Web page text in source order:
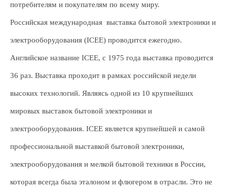
потребителям и покупателям по всему миру.
Российская международная выставка бытовой электроники и
электрооборудования (ICEE) проводится ежегодно.
Английское название ICEE, с 1975 года выставка проводится
36 раз. Выставка проходит в рамках российской недели
высоких технологий. Являясь одной из 10 крупнейших
мировых выставок бытовой электроники и
электрооборудования. ICEE является крупнейшей и самой
профессиональной выставкой бытовой электроники,
электрооборудования и мелкой бытовой техники в России,
которая всегда была эталоном и флюгером в отрасли. Это не